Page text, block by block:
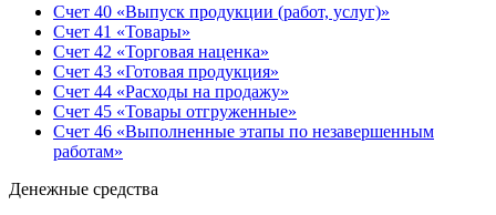
Счет 40 «Выпуск продукции (работ, услуг)»
Счет 41 «Товары»
Счет 42 «Торговая наценка»
Счет 43 «Готовая продукция»
Счет 44 «Расходы на продажу»
Счет 45 «Товары отгруженные»
Счет 46 «Выполненные этапы по незавершенным
работам»
Денежные средства